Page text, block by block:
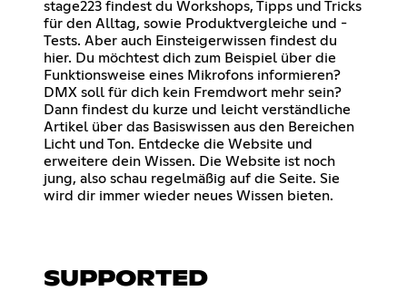
stage223 findest du Workshops, Tipps und Tricks
für den Alltag, sowie Produktvergleiche und -
Tests. Aber auch Einsteigerwissen findest du
hier. Du möchtest dich zum Beispiel über die
Funktionsweise eines Mikrofons informieren?
DMX soll für dich kein Fremdwort mehr sein?
Dann findest du kurze und leicht verständliche
Artikel über das Basiswissen aus den Bereichen
Licht und Ton. Entdecke die Website und
erweitere dein Wissen. Die Website ist noch
jung, also schau regelmäßig auf die Seite. Sie
wird dir immer wieder neues Wissen bieten.
SUPPORTED